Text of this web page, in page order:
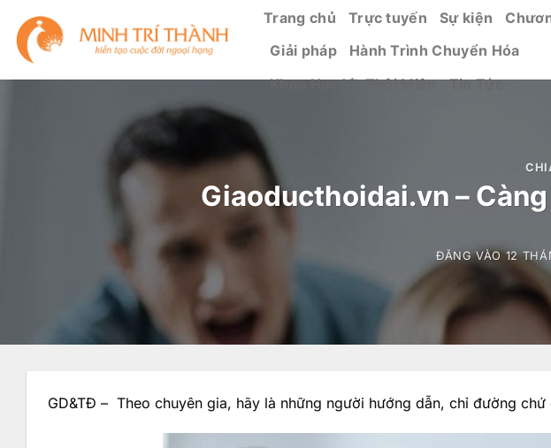
qua
nội
dung
Trang chủ Trực tuyến Sự kiện
Giải pháp
Hành Trình Chuyển Hóa
Khoa Học Về Thôi Miên
Tin Tức
Giaoducthoidai.vn –
ĐĂNG VÀO12
GD&TĐ – Theo chuyên gia, hãy là những người hướng dẫn, chỉ đường